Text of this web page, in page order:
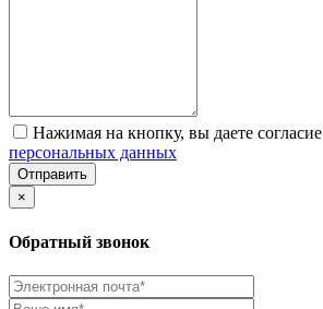
Нажимая на кнопку, вы даете
персональных данных
Отправить
×
Обратный звонок